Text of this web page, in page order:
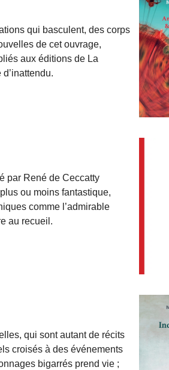
qui basculent, des corps
de cet ouvrage,
aux éditions de La
par René de Ceccatty
ou moins fantastique,
comme l’admirable
au recueil.
qui sont autant de récits
croisés à des événements
bigarrés prend vie ;